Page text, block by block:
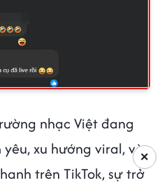
nhạc Việt đang
xu hướng viral, và
trên TikTok, sự trở
×